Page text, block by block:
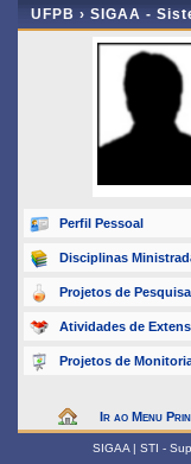
UFPB › SIGAA -
Perfil Pessoal
Disciplinas
Projetos de Pesquisa
Atividades de
Projetos de
Ir ao Menu
SIGAA | STI -